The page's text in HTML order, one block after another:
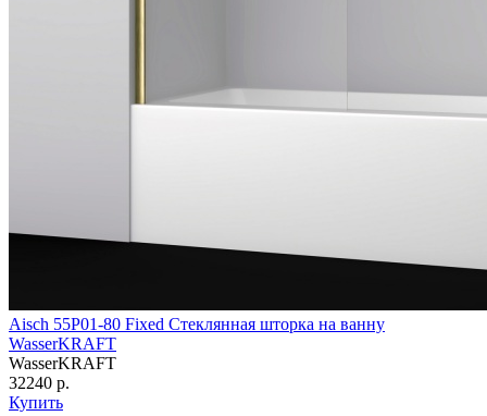
Aisch 55Р01-80 Fixed Стеклянная шторка на ванну
WasserKRAFT
WasserKRAFT
32240 р.
Купить